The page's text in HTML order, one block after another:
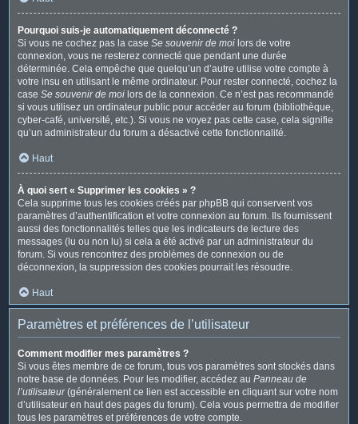
Pourquoi suis-je automatiquement déconnecté ?
Si vous ne cochez pas la case Se souvenir de moi lors de votre
connexion, vous ne resterez connecté que pendant une durée
déterminée. Cela empêche que quelqu’un d’autre utilise votre compte à
votre insu en utilisant le même ordinateur. Pour rester connecté, cochez la
case Se souvenir de moi lors de la connexion. Ce n’est pas recommandé
si vous utilisez un ordinateur public pour accéder au forum (bibliothèque,
cyber-café, université, etc.). Si vous ne voyez pas cette case, cela signifie
qu’un administrateur du forum a désactivé cette fonctionnalité.
Haut
À quoi sert « Supprimer les cookies » ?
Cela supprime tous les cookies créés par phpBB qui conservent vos
paramètres d’authentification et votre connexion au forum. Ils fournissent
aussi des fonctionnalités telles que les indicateurs de lecture des
messages (lu ou non lu) si cela a été activé par un administrateur du
forum. Si vous rencontrez des problèmes de connexion ou de
déconnexion, la suppression des cookies pourrait les résoudre.
Haut
Paramètres et préférences de l’utilisateur
Comment modifier mes paramètres ?
Si vous êtes membre de ce forum, tous vos paramètres sont stockés dans
notre base de données. Pour les modifier, accédez au Panneau de
l’utilisateur(généralement ce lien est accessible en cliquant sur votre nom
d’utilisateur en haut des pages du forum). Cela vous permettra de modifier
tous les paramètres et préférences de votre compte.